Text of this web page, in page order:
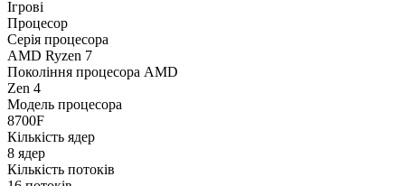
Ігрові
Процесор
Серія процесора
AMD Ryzen 7
Покоління процесора AMD
Zen 4
Модель процесора
8700F
Кількість ядер
8 ядер
Кількість потоків